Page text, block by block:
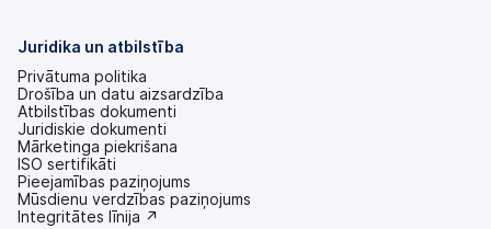
Juridika un atbilstība
Privātuma politika
Drošība un datu aizsardzība
Atbilstības dokumenti
Juridiskie dokumenti
Mārketinga piekrišana
ISO sertifikāti
Pieejamības paziņojums
(tiek
atvērts
Mūsdienu verdzības paziņojums
(tiek
Integritātes līnija ↗